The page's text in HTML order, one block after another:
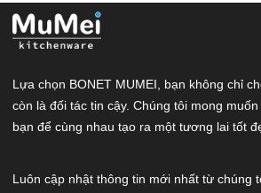
Lựa chọn BONET MUMEI, bạn không chỉ
còn là đối tác tin cậy. Chúng tôi mong
bạn để cùng nhau tạo ra một tương lai tốt
Luôn cập nhật thông tin mới nhất từ chúng